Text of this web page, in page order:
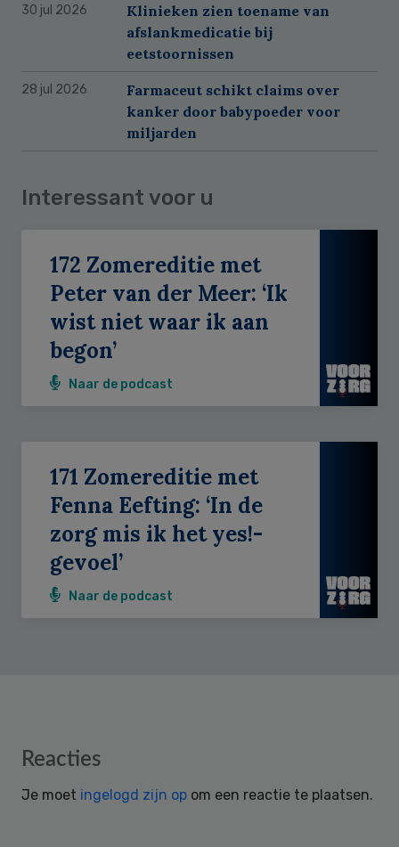
30 jul 2026
Klinieken zien toename van
afslankmedicatie bij
eetstoornissen
28 jul 2026
Farmaceut schikt claims over
kanker door babypoeder voor
miljarden
Interessant voor u
172 Zomereditie met
Peter van der Meer: ‘Ik
wist niet waar ik aan
begon’
Naar de podcast
171 Zomereditie met
Fenna Eefting: ‘In de
zorg mis ik het yes!-
gevoel’
Naar de podcast
Reader
Reacties
Je moet ingelogd zijn op om een reactie te plaatsen.